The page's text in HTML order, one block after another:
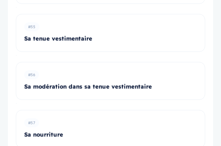
#55
Sa tenue vestimentaire
#56
Sa modération dans sa tenue vestimentaire
#57
Sa nourriture